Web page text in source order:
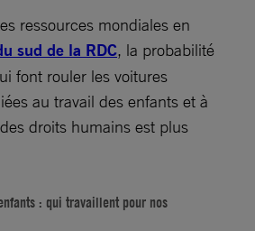
ressources mondiales en
sud de la RDC, la probabilité
font rouler les voitures
au travail des enfants et à
droits humains est plus
: qui travaillent pour nos